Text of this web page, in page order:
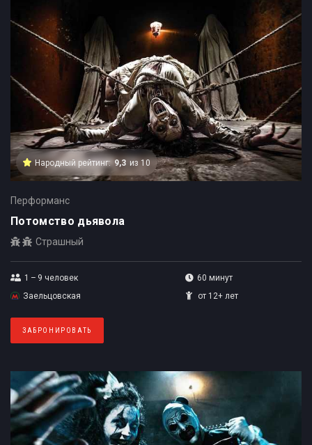
Народный рейтинг: 9,3 из 10
Перформанс
Потомство дьявола
Страшный
1 – 9 человек
60 минут
Заельцовская
от 12+ лет
ЗАБРОНИРОВАТЬ